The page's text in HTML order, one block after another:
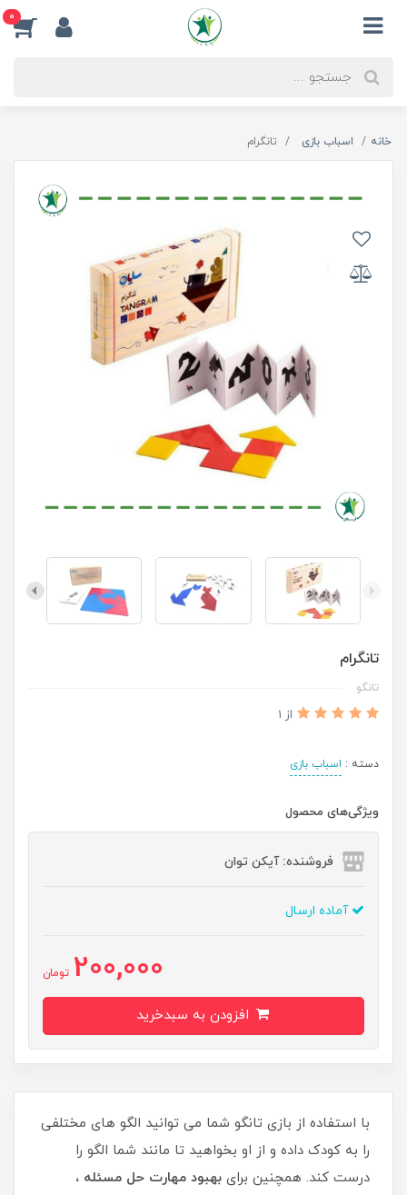
0
خانه اسباب بازی تانگرام
تانگرام
تانگو
از 1
دسته : اسباب بازی
ویژگی‌های محصول
فروشنده: آیکن توان
آماده ارسال
200,000 تومان
با استفاده از بازی تانگو شما می توانید الگو های مختلفی
را به کودک داده و از او بخواهید تا مانند شما الگو را
درست کند. همچنین برای بهبود مهارت حل مسئله ،